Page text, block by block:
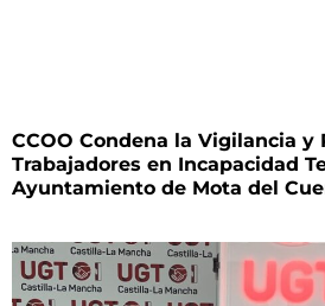
CCOO Condena la Vigilancia y
Trabajadores en Incapacidad
Ayuntamiento de Mota del